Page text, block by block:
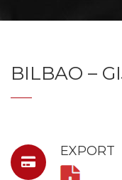
BILBAO –
EXPORT